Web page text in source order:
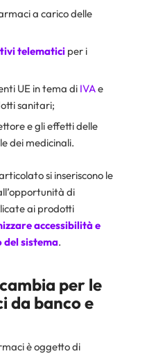
a carico delle
telematici per i
UE in tema di IVAe
sanitari;
e gli effetti delle
dei medicinali.
si inseriscono le
di
ai prodotti
accessibilità e
sistema.
per le
da banco e
è oggetto di